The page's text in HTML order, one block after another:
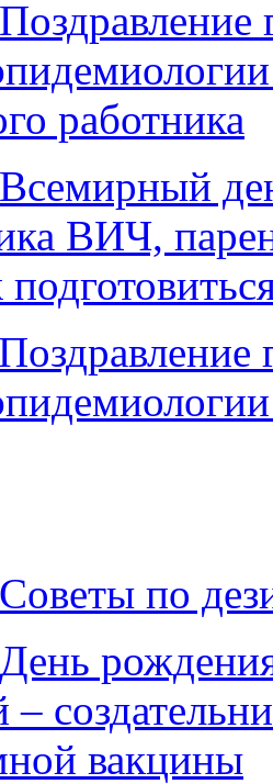
Поздравление
работника
Всемирный
ВИЧ,
Поздравление
Советы по
День
–
вакцины